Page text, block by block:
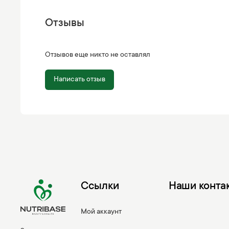
Отзывы
Отзывов еще никто не оставлял
Написать отзыв
Ссылки
Мой аккаунт
Наши